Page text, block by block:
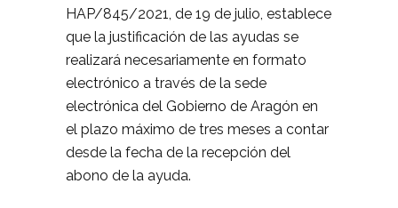
HAP/845/2021, de 19 de julio, establece
que la justificación de las ayudas se
realizará necesariamente en formato
electrónico a través de la sede
electrónica del Gobierno de Aragón en
el plazo máximo de tres meses a contar
desde la fecha de la recepción del
abono de la ayuda.